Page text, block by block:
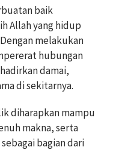
baik
Allah yang hidup
melakukan
hubungan
damai,
di sekitarnya.
diharapkan mampu
makna, serta
bagian dari